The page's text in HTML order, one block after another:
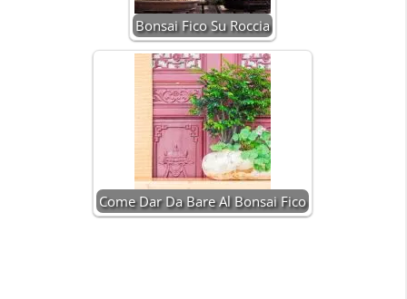
Bonsai Fico Su Roccia
Come Dar Da Bare Al Bonsai Fico